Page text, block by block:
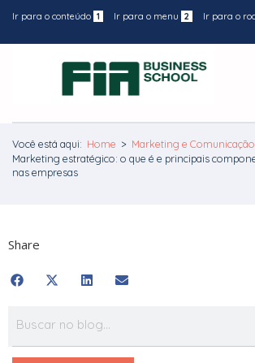
Ir para o conteúdo 1 Ir para o menu 2 Ir para o
Você está aqui: Home > Marketing e Comunicação
Marketing estratégico: o que é e principais
nas empresas
Share